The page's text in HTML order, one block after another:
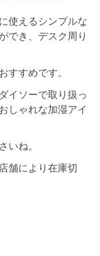
使えるシンプルな
でき、デスク周り
すすめです。
イソーで取り扱っ
しゃれな加湿アイ
いね。
舗により在庫切